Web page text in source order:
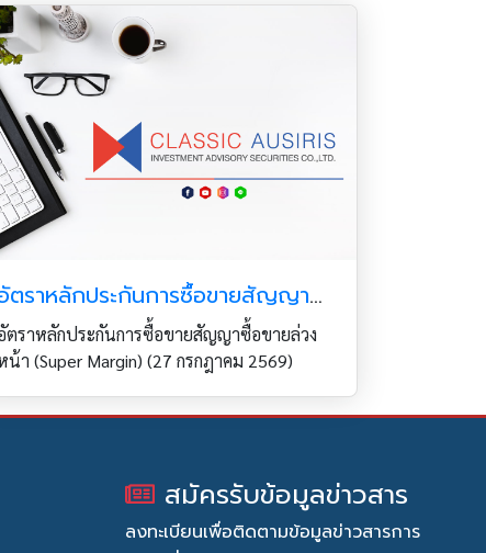
อัตราหลักประกันการซื้อขายสัญญาซื้อขายล่วงหน้า (Super Margin) (27 กรกฎาคม 2569)
ตราหลักประกันการซื้อขายสัญญาซื้อขายล่วง
น้า (Super Margin) (27 กรกฎาคม 2569)
สมัครรับข้อมูลข่าวสาร
ลงทะเบียนเพื่อติดตามข้อมูลข่าวสารการ